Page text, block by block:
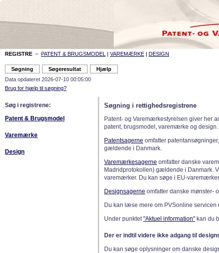
REGISTRE – PATENT & BRUGSMODEL | VAREMÆRKE | DESIGN
Data opdateret 2026-07-10 00:05:00
Brug for hjælp til søgning?
Søg i registrene:
Patent & Brugsmodel
Varemærke
Design
Søgning i rettighedsregistrene
Patent- og Varemærkestyrelsen giver her
patent, brugsmodel, varemærke og design.
Patentsagerne omfatter
gældende i Danmark.
Varemærkesagerne omfatter danske
Madridprotokollen) gældende i Danmark.
varemærker. Du kan søge i EU-
Designsagerne omfatter danske mønster-
Du kan læse mere om PVSonline
Under punktet"Aktuel information" kan du
Der er indtil videre ikke adgang til
Du kan søge oplysninger om danske